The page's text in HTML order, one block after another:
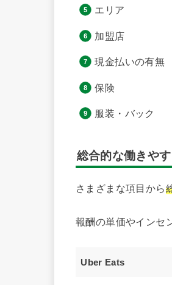
エリア
加盟店
現金払いの有無
保険
服装・バック
総合的な働きやす
さまざまな項目から
報酬の単価やインセ
Uber Eats